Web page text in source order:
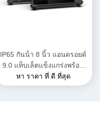
IP65 กันน้ํา 8 นิ้ว แอนดรอยด์
9.0 แท็บเล็ตแข็งแกร่งพร้อม
GPS 4G และเครื่องสแกนลาย
นิ้วมือสําหรับการใช้งานใน
หา ราคา ที่ ดี ที่สุด